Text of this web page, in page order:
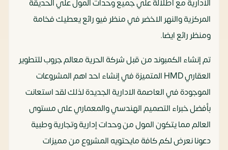
الادارية مع اطلالة علي جميع وحدات المول علي الحديقة
المركزية والنهر الاخضر في منظر فيو رائع يعطيك فخامة
ومنظر رائع ايضا.
تم إنشاء الكمبوند من قبل شركة الحرية معالم جروب للتطوير
العقاري HMD المتميزة في إنشاء احد اهم المشروعات
الموجودة في العاصمة الادارية الجديدة لذلك لقد استعانت
بأفضل خبراء التصميم الهندسي والمعماري على مستوى
العالم مما يتكون المول من وحدات إدارية وتجارية وطبية
دعونا نعرض لكم كافة مايحتويه المشروع من مميزات